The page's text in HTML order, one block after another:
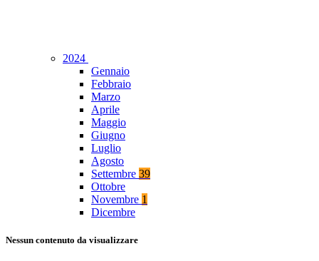
2024
Gennaio
Febbraio
Marzo
Aprile
Maggio
Giugno
Luglio
Agosto
Settembre 39
Ottobre
Novembre 1
Dicembre
Nessun contenuto da visualizzare